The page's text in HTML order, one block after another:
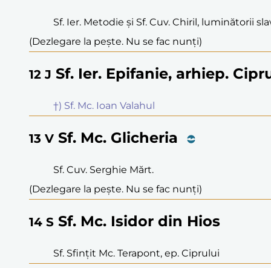
Sf. Ier. Metodie și Sf. Cuv. Chiril, luminătorii
(Dezlegare la pește. Nu se fac nunți)
12 J Sf. Ier. Epifanie, arhiep.
†) Sf. Mc. Ioan Valahul
13 V Sf. Mc. Glicheria
Sf. Cuv. Serghie Mărt.
(Dezlegare la pește. Nu se fac nunți)
14 S Sf. Mc. Isidor din Hios
Sf. Sfințit Mc. Terapont, ep. Ciprului